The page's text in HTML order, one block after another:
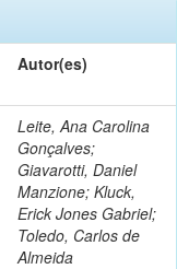
Autor(es)
Leite, Ana Carolina
Gonçalves;
Giavarotti, Daniel
Manzione; Kluck,
Erick Jones Gabriel;
Toledo, Carlos de
Almeida